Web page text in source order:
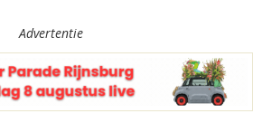
Advertentie